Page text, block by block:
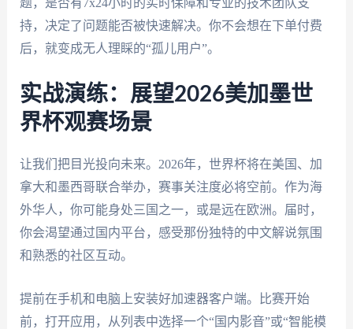
题，是否有7x24小时的实时保障和专业的技术团队支
持，决定了问题能否被快速解决。你不会想在下单付费
后，就变成无人理睬的“孤儿用户”。
实战演练：展望2026美加墨世
界杯观赛场景
让我们把目光投向未来。2026年，世界杯将在美国、加
拿大和墨西哥联合举办，赛事关注度必将空前。作为海
外华人，你可能身处三国之一，或是远在欧洲。届时，
你会渴望通过国内平台，感受那份独特的中文解说氛围
和熟悉的社区互动。
提前在手机和电脑上安装好加速器客户端。比赛开始
前，打开应用，从列表中选择一个“国内影音”或“智能模